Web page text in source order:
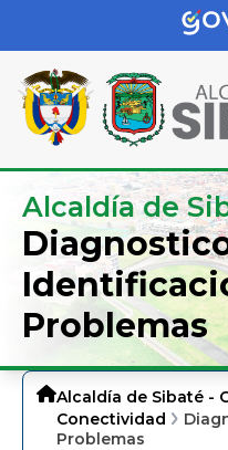
Alcaldía de
Problemas
Alcaldía de Sibaté -
Conectividad
Problemas